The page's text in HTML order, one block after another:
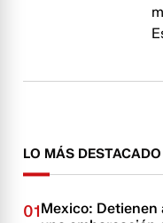
LO MÁS
01Mexico: Detienen